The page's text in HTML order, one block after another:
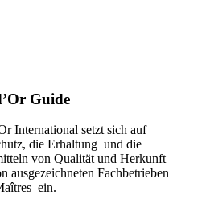
Guide
International setzt sich auf
die Erhaltung und die
von Qualität und Herkunft
ausgezeichneten Fachbetrieben
ein.